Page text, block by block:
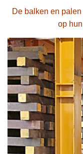
De balken en
op